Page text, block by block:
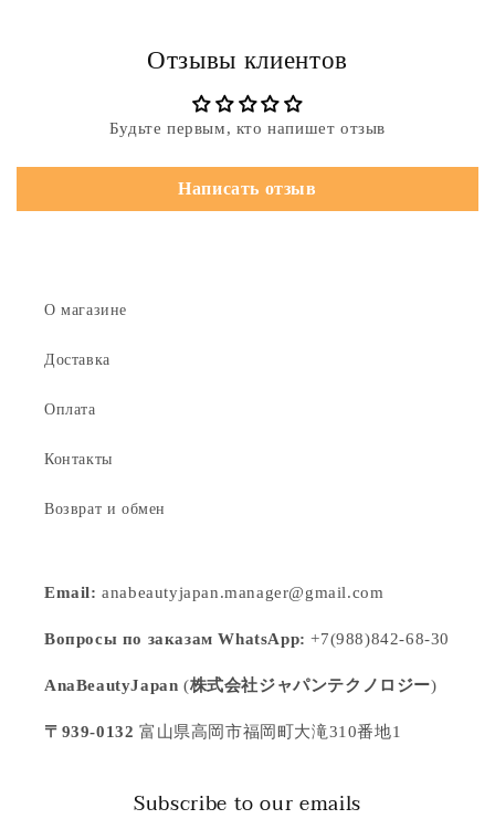
Отзывы клиентов
Будьте первым, кто напишет отзыв
Написать отзыв
О магазине
Доставка
Оплата
Контакты
Возврат и обмен
Email:anabeautyjapan.manager@gmail.com
Вопросы по заказам WhatsApp:+7(988)842-68-30
AnaBeautyJapan (株式会社ジャパンテクノロジー)
〒939-0132 富山県高岡市福岡町大滝310番地1
Subscribe to our emails